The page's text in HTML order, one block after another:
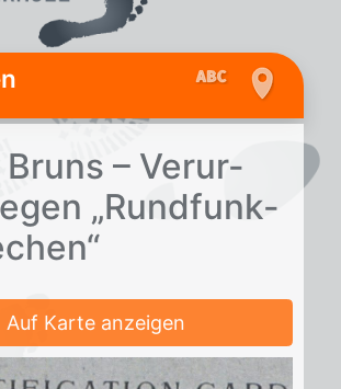
Bruns – Ver­ur­
„Rund­funk­
Auf Karte anzeigen